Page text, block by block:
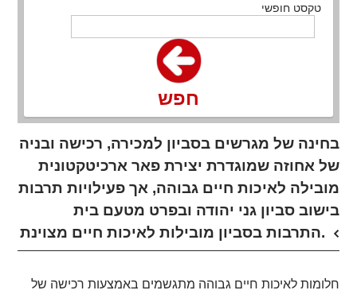
טקסט חופשי
חפש
בחינה של מגרשים בסביון למכירה, רכישה ובניה
של אחוזה שמוגדרת יצירת פאר ארכיטקטונית
מובילה לאיכות חיים גבוהה, אך פעילויות תרבות
בישוב סביון גני יהודה ובפרט מטעם בית
התרבות בסביון מובילות לאיכות חיים מצוינת.
חלומות לאיכות חיים גבוהה מתגשמים באמצעות רכישה של